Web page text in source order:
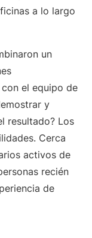
a lo largo
un
el equipo de
y
resultado? Los
Cerca
activos de
recién
de